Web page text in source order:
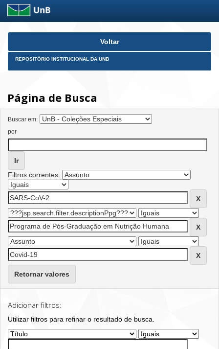
Skip
Voltar
REPOSITÓRIO INSTITUCIONAL DA UNB
Página de Busca
Buscar em:
por
Filtros correntes:
Retornar valores
Adicionar filtros:
Utilizar filtros para refinar o resultado de busca.